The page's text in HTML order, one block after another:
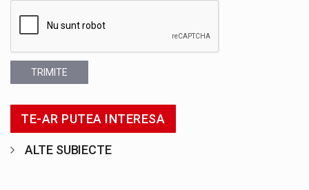
TRIMITE
TE-AR PUTEA INTERESA
ALTE SUBIECTE